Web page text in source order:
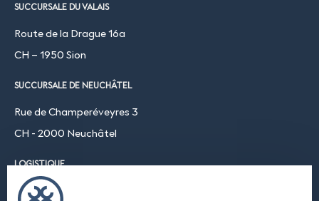
SUCCURSALE DU VALAIS
Route de la Drague 16a
CH – 1950 Sion
SUCCURSALE DE NEUCHÂTEL
Rue de Champeréveyres 3
CH - 2000 Neuchâtel
LOGISTIQUE
Chemin du Coteau 19